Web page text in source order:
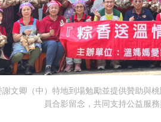
文卿（中）特地到場勉勵並提供贊助與
員合影留念，共同支持公益服務